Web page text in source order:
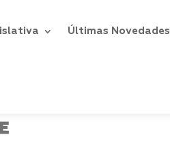
Últimas Novedades